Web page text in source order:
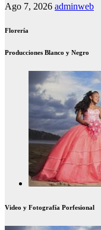
Ago 7, 2026 adminweb
Florería
Producciones Blanco y Negro
Video y Fotografía Porfesional